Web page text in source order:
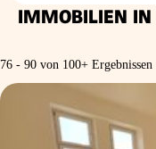
IMMOBILIEN IN
76 - 90 von 100+ Ergebnissen